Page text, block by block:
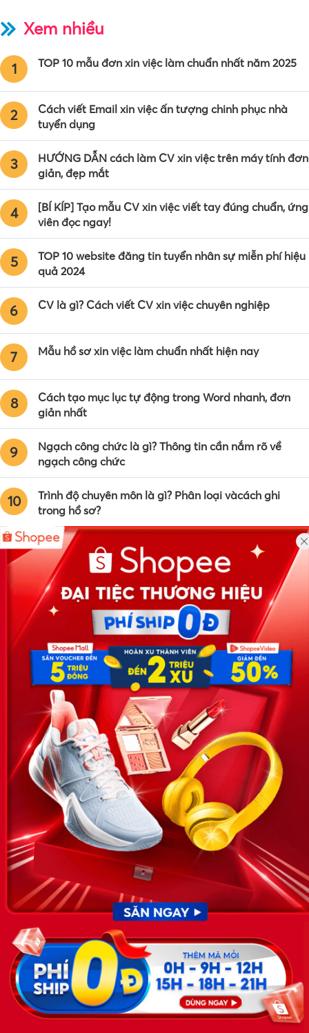
Xem nhiều
1 TOP 10 mẫu đơn xin việc làm chuẩn nhất năm 2025
2
Cách viết Email xin việc ấn tượng chinh phục nhà
tuyển dụng
3
HƯỚNG DẪN cách làm CV xin việc trên máy tính đơn
giản, đẹp mắt
4
[BÍ KÍP] Tạo mẫu CV xin việc viết tay đúng chuẩn, ứng
viên đọc ngay!
5
TOP 10 website đăng tin tuyển nhân sự miễn phí hiệu
quả 2024
6 CV là gì? Cách viết CV xin việc chuyên nghiệp
7 Mẫu hồ sơ xin việc làm chuẩn nhất hiện nay
8
Cách tạo mục lục tự động trong Word nhanh, đơn
giản nhất
9
Ngạch công chức là gì? Thông tin cần nắm rõ về
ngạch công chức
10
Trình độ chuyên môn là gì? Phân loại vàcách ghi
trong hồ sơ?
Công ty TNHH Eyeplus Online
Địa chỉ: Số 81, ngõ 68, đường Cầu Giấy, Tổ 05, Phường Quan
Hoa, Quận Cầu Giấy, TP Hà Nội, Việt Nam
SĐT: 0981 448 766
Email:
hotro@timviec.com.vn
VỀ CHÚNG TÔI
News.timviec.com.vn là website cung cấp thông tin liên quan đến
nhân sự, nghề nghiệp do Timviec.com.vn vận hành nhằm giúp
doanh nghiệp, nhân sự tuyển dụng, người đi làm, người tìm việc
cập nhật thông tin và đáp ứng được mong muốn của mình.
KẾT NỐI
Giấy phép hoạt động dịch vụ
việc làm số 54/2019/SLĐTBXH-
GP do Sở lao động thương
binh và xã hội cấp ngày 30
tháng 12 năm 2019.